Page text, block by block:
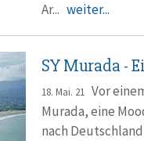
Ar... weiter...
SY Murada -
18. Mai. 21Vor
Murada, eine
nach